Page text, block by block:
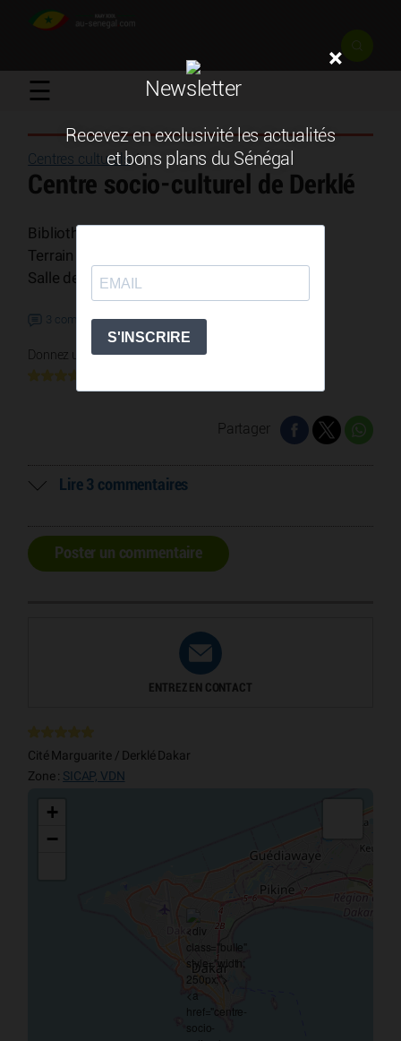
☰
Centres culturels/
Centre socio-culturel de Derklé
Bibliothèque - Garderie - Potager
Terrain de basket
Salle de spectacle
3 commentaires
Donnez une note
Partager
Lire 3 commentaires
Poster un commentaire
ENTREZ EN CONTACT
Cité Marguarite / Derklé Dakar
Zone : SICAP, VDN
+
−
×
Newsletter
Recevez en exclusivité les actualités
et bons plans du Sénégal